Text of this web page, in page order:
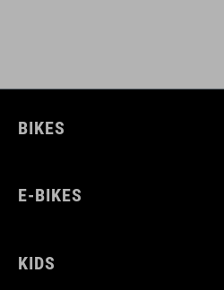
BIKES
E-BIKES
KIDS